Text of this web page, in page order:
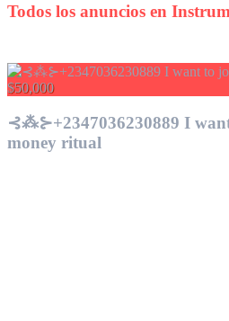
Todos los anuncios en
$50,000
⊰⁂⊱+2347036230889 I
money ritual